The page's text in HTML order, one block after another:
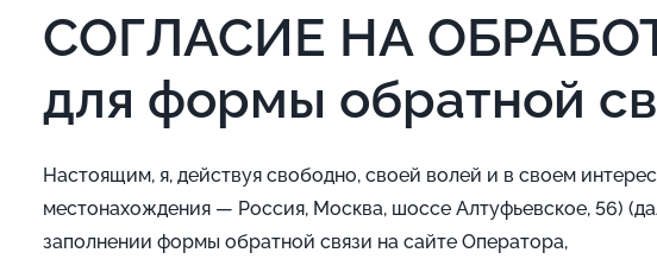
СОГЛАСИЕ НА
для формы обратной
Настоящим, я, действуя свободно, своей волей и в своем
местонахождения — Россия, Москва, шоссе Алтуфьевское, 56)
заполнении формы обратной связи на сайте Оператора,